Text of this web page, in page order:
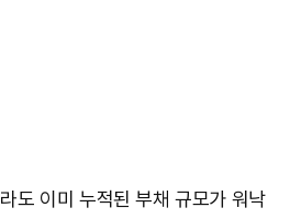
도 이미 누적된 부채 규모가 워낙